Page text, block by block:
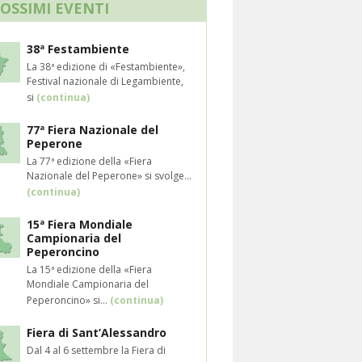
EVENTI
38ª Festambiente
La 38ª edizione di «Festambiente»,
Festival nazionale di Legambiente,
si (continua)
77ª Fiera Nazionale del
Peperone
La 77ª edizione della «Fiera
Nazionale del Peperone» si svolge...
(continua)
15ª Fiera Mondiale
Campionaria del
Peperoncino
La 15ª edizione della «Fiera
Mondiale Campionaria del
Peperoncino» si... (continua)
Fiera di Sant’Alessandro
Dal 4 al 6 settembre la Fiera di